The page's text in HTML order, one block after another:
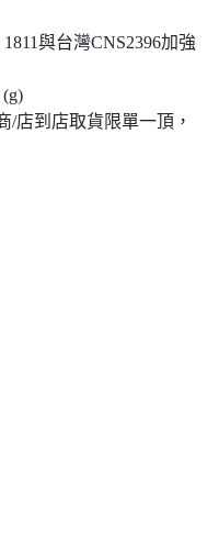
與台灣CNS2396加強
/店到店取貨限單一頂，